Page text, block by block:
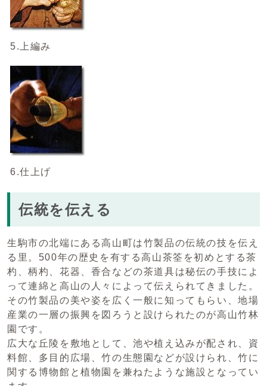
5.上編み
6.仕上げ
伝統を伝える
生駒市の北端にある高山町は竹製品の伝統の技を伝え
る里。500年の歴史を有する高山茶筌を初めとする茶
杓、柄杓、花器、香合などの茶道具は秘伝の手技によ
って連綿と高山の人々によって伝えられてきました。
その竹製品の美や姿を広く一般に知ってもらい、地場
産業の一層の振興を図ろうと設けられたのが高山竹林
園です。
広大な丘陵を敷地として、池や植え込みが配され、資
料館、多目的広場、竹の生態園などが設けられ、竹に
関する博物館と植物園を兼ねたような施設となってい